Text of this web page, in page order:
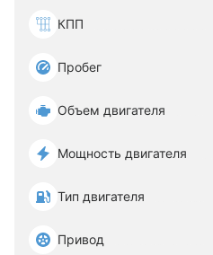
КПП
Пробег
Объем двигателя
Мощность двигателя
Тип двигателя
Привод